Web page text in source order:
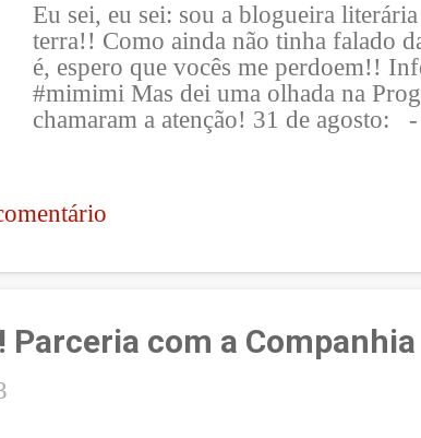
Eu sei, eu sei: sou a blogueira
terra!! Como ainda não tinha falado
é, espero que vocês me perdoem!!
#mimimi Mas dei uma olhada na
chamaram a atenção! 31 de agosto:
A Bruna Vieira lançará seu novo
setembro - #acampamento na
Rebouças, Eduardo Spohr, André
lançará seu novo livro De Volta aos
#acampamento na Bienal: Felipe Neto
Parceria com a